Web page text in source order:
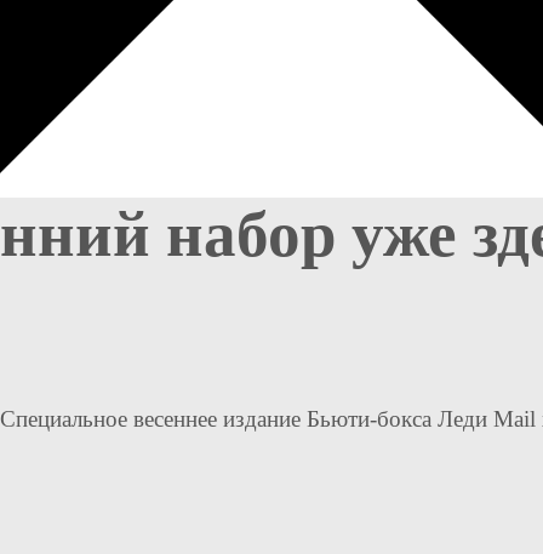
набор уже
весеннее издание Бьюти-бокса Леди